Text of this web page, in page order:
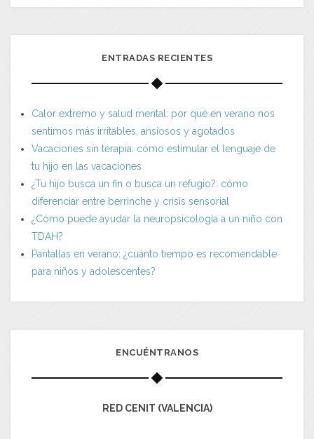
ENTRADAS RECIENTES
Calor extremo y salud mental: por qué en verano nos
sentimos más irritables, ansiosos y agotados
Vacaciones sin terapia: cómo estimular el lenguaje de
tu hijo en las vacaciones
¿Tu hijo busca un fin o busca un refugio?: cómo
diferenciar entre berrinche y crisis sensorial
¿Cómo puede ayudar la neuropsicología a un niño con
TDAH?
Pantallas en verano: ¿cuánto tiempo es recomendable
para niños y adolescentes?
ENCUÉNTRANOS
RED CENIT (VALENCIA)